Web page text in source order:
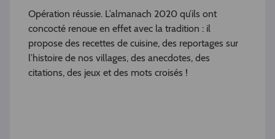
Opération réussie. L’almanach 2020 qu’ils ont
concocté renoue en effet avec la tradition : il
propose des recettes de cuisine, des reportages sur
l’histoire de nos villages, des anecdotes, des
citations, des jeux et des mots croisés !